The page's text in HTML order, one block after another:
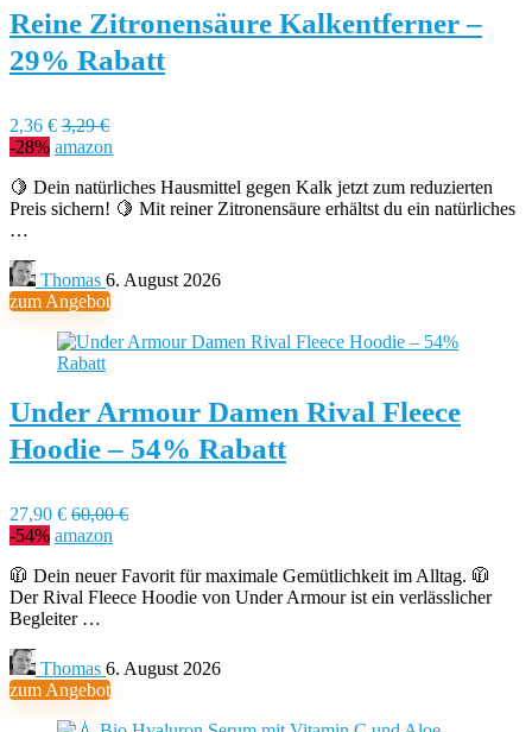
Reine Zitronensäure Kalkentferner –
29% Rabatt
2,36 € 3,29 €
-28% amazon
🍋 Dein natürliches Hausmittel gegen Kalk jetzt zum reduzierten
Preis sichern! 🍋 Mit reiner Zitronensäure erhältst du ein natürliches
…
Thomas 6. August 2026
zum Angebot
Under Armour Damen Rival Fleece
Hoodie – 54% Rabatt
27,90 € 60,00 €
-54% amazon
🧥 Dein neuer Favorit für maximale Gemütlichkeit im Alltag. 🧥
Der Rival Fleece Hoodie von Under Armour ist ein verlässlicher
Begleiter …
Thomas 6. August 2026
zum Angebot